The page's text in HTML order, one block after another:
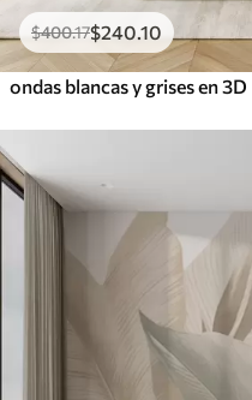
$400.17$240 .10
ondas blancas y grises en 3D